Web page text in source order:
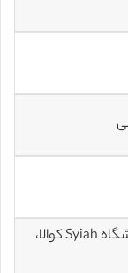
دانشکده اقتصاد، دانشگاه Syiah کوالا،